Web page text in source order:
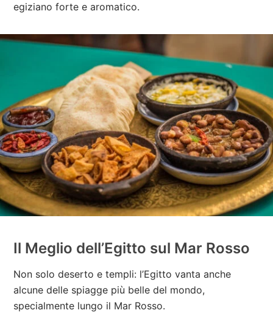
egiziano forte e aromatico.
Il Meglio dell’Egitto sul Mar Rosso
Non solo deserto e templi: l’Egitto vanta anche
alcune delle spiagge più belle del mondo,
specialmente lungo il Mar Rosso.